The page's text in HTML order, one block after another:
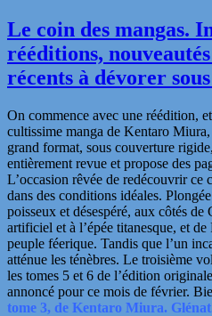
Le coin des mangas.
rééditions,
récents à dévorer
On commence avec une réédition,
cultissime manga de Kentaro Miura,
grand format, sous couverture
entièrement revue et propose des
L’occasion rêvée de redécouvrir ce
dans des conditions idéales.
poisseux et désespéré, aux côtés de
artificiel et à l’épée titanesque, et
peuple féerique. Tandis que l’un
atténue les ténèbres. Le troisième
les tomes 5 et 6 de l’édition
annoncé pour ce mois de février.
tome 3, de Kentaro Miura.